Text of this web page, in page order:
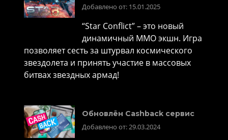
Добавлено от: 15.01.2025
“Star Conflict” – это новый
динамичный MMO экшн. Игра
позволяет сесть за штурвал космического
звездолета и принять участие в массовых
битвах звездных армад!
Обновлён Cashback сервис
Добавлено от: 29.03.2024